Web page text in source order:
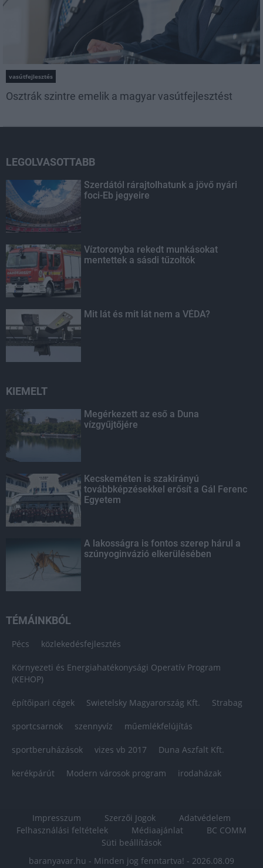
vasútfejlesztés
Osztrák szintre emelik a magyar vasútfejlesztést
LEGOLVASOTTABB
Szerdától rárajtolhatunk a jövő nyári
foci-Eb jegyeire
Víztoronyba rekedt munkásokat
mentettek a sásdi tűzoltók
Mit lát és mit lát nem a VÉDA?
KIEMELT
Megérkezett az eső a Duna
vízgyűjtőjére
Kecskeméten is szakirányú
továbbképzésekkel erősít a Gál Ferenc
Egyetem
A lakosságra is fontos szerep hárul a
szúnyoginvázió elkerülésében
TÉMÁINKBÓL
Pécs közlekedésfejlesztés
Környezeti és Energiahatékonysági Operatív Program
(KEHOP)
építőipari cégek Swietelsky Magyarország Kft. Strabag
sportcsarnok szennyvíz műemlékfelújítás
sportberuházások vizes vb 2017 Duna Aszfalt Kft.
kerékpárút Modern városok program irodaházak
Impresszum Szerzői Jogok
Adatvédelem
Felhasználási feltételek
Médiaajánlat
BC COMM
Süti beállítások
baranyavar.hu - Minden jog fenntartva! - 2026.08.09